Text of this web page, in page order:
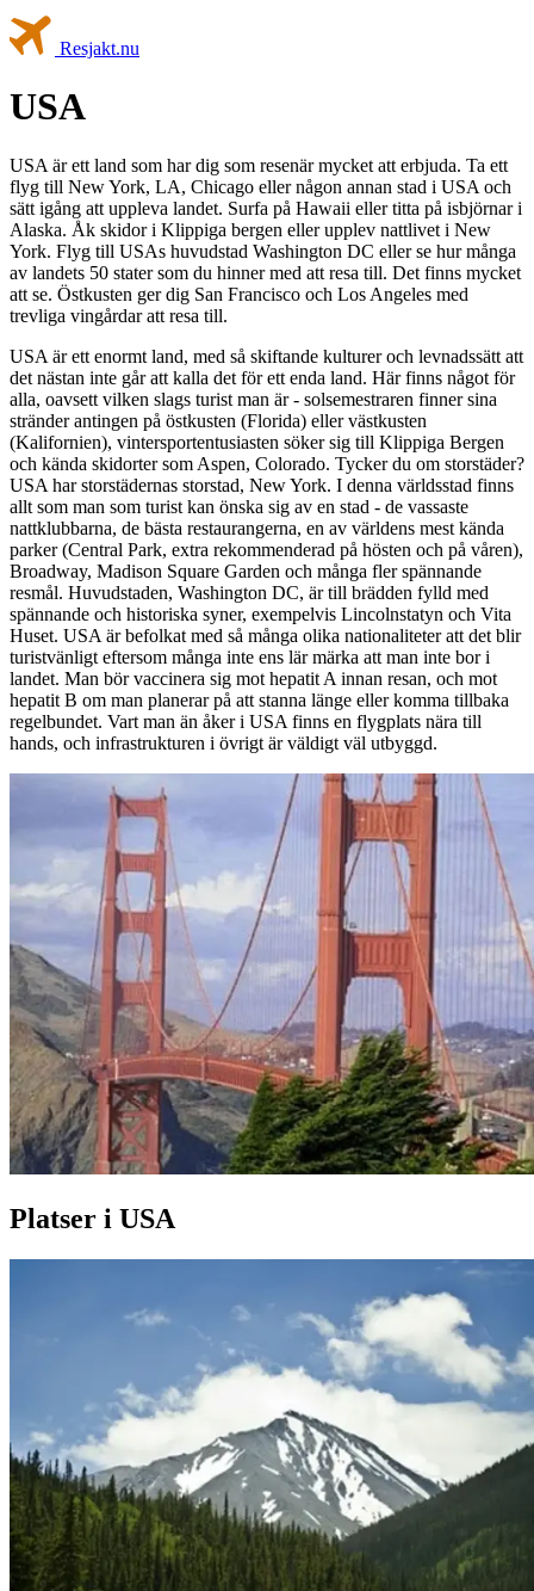
Resjakt.nu
USA
USA är ett land som har dig som resenär mycket att erbjuda. Ta ett
flyg till New York, LA, Chicago eller någon annan stad i USA och
sätt igång att uppleva landet. Surfa på Hawaii eller titta på isbjörnar i
Alaska. Åk skidor i Klippiga bergen eller upplev nattlivet i New
York. Flyg till USAs huvudstad Washington DC eller se hur många
av landets 50 stater som du hinner med att resa till. Det finns mycket
att se. Östkusten ger dig San Francisco och Los Angeles med
trevliga vingårdar att resa till.
USA är ett enormt land, med så skiftande kulturer och levnadssätt att
det nästan inte går att kalla det för ett enda land. Här finns något för
alla, oavsett vilken slags turist man är - solsemestraren finner sina
stränder antingen på östkusten (Florida) eller västkusten
(Kalifornien), vintersportentusiasten söker sig till Klippiga Bergen
och kända skidorter som Aspen, Colorado. Tycker du om storstäder?
USA har storstädernas storstad, New York. I denna världsstad finns
allt som man som turist kan önska sig av en stad - de vassaste
nattklubbarna, de bästa restaurangerna, en av världens mest kända
parker (Central Park, extra rekommenderad på hösten och på våren),
Broadway, Madison Square Garden och många fler spännande
resmål. Huvudstaden, Washington DC, är till brädden fylld med
spännande och historiska syner, exempelvis Lincolnstatyn och Vita
Huset. USA är befolkat med så många olika nationaliteter att det blir
turistvänligt eftersom många inte ens lär märka att man inte bor i
landet. Man bör vaccinera sig mot hepatit A innan resan, och mot
hepatit B om man planerar på att stanna länge eller komma tillbaka
regelbundet. Vart man än åker i USA finns en flygplats nära till
hands, och infrastrukturen i övrigt är väldigt väl utbyggd.
Platser i USA